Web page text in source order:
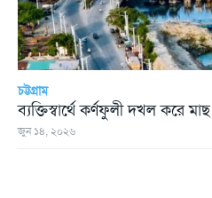
চট্টগ্রাম
ব্যক্তিস্বার্থে কর্ণফুলী দখল করে
জুন ১৪, ২০২৬